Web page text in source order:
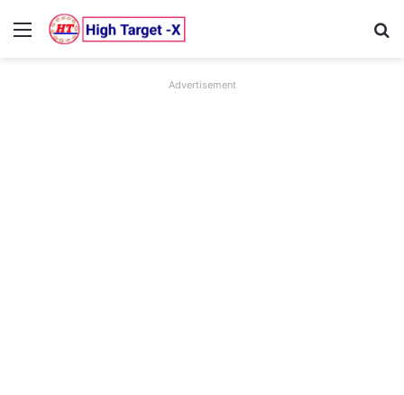
Menu
Advertisement